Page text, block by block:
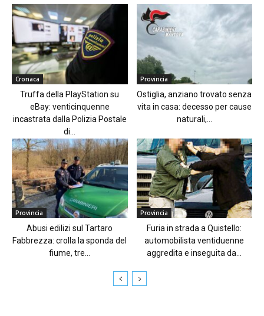
Cronaca
Truffa della PlayStation su
eBay: venticinquenne
incastrata dalla Polizia Postale
di...
Provincia
Ostiglia, anziano trovato senza
vita in casa: decesso per cause
naturali,...
Provincia
Abusi edilizi sul Tartaro
Fabbrezza: crolla la sponda del
fiume, tre...
Provincia
Furia in strada a Quistello:
automobilista ventiduenne
aggredita e inseguita da...